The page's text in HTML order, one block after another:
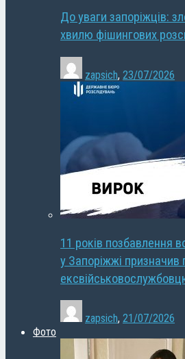
До уваги запоріжців:
хвилю фішингових
zapsich, 23/07/2026
11 років позбавлення
у Запоріжжі призначив
zapsich, 21/07/2026
Фото